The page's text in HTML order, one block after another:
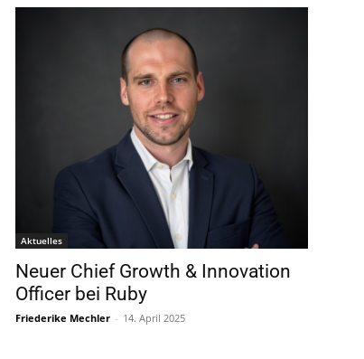
Aktuelles
Neuer Chief Growth & Innovation
Officer bei Ruby
Friederike Mechler - 14. April 2025